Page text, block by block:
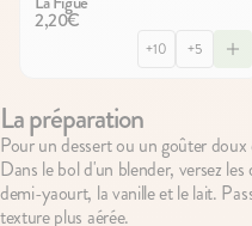
2,20€
+10 +5
La préparation
Pour un dessert ou un goûter doux
Dans le bol d'un blender, versez
demi-yaourt, la vanille et le lait.
texture plus aérée.